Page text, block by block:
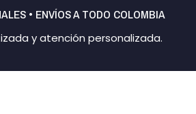
• ENVÍOS A TODO COLOMBIA
y atención personalizada.